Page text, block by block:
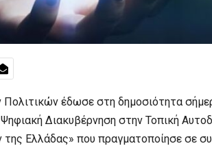
έδωσε στη δημοσιότητα
Διακυβέρνηση στην Τοπική
Ελλάδας» που πραγματοποίησε σε